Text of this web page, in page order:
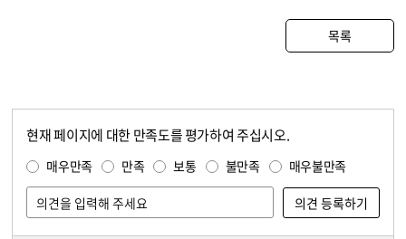
목록
현재 페이지에 대한 만족도를 평가하여 주십시오.
매우만족 만족 보통 불만족 매우불만족